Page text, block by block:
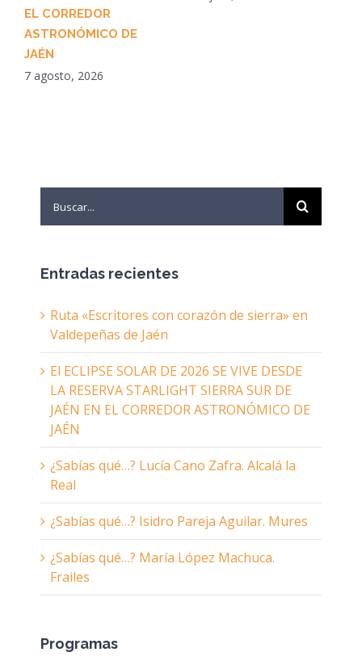
EL CORREDOR
ASTRONÓMICO DE
JAÉN
7 agosto, 2026
for:
Entradas recientes
Ruta «Escritores con corazón de sierra» en
Valdepeñas de Jaén
El ECLIPSE SOLAR DE 2026 SE VIVE DESDE
LA RESERVA STARLIGHT SIERRA SUR DE
JAÉN EN EL CORREDOR ASTRONÓMICO DE
JAÉN
¿Sabías qué…? Lucía Cano Zafra. Alcalá la
Real
¿Sabías qué…? Isidro Pareja Aguilar. Mures
¿Sabías qué…? María López Machuca.
Frailes
Programas